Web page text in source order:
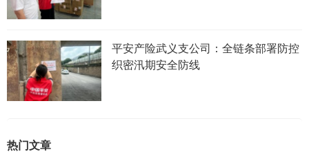
平安产险武义支公司：全链条部署防控
织密汛期安全防线
热门文章